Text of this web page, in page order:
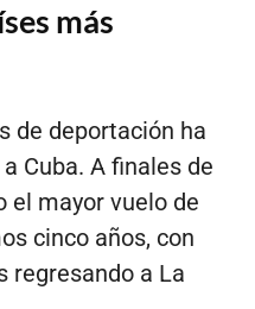
más
de deportación ha
Cuba. A finales de
el mayor vuelo de
cinco años, con
regresando a La